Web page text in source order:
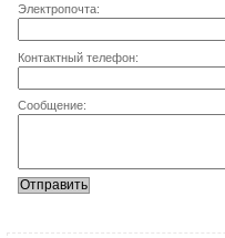
Электропочта:
Контактный телефон:
Сообщение: